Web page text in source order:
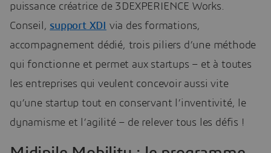
puissance créatrice de 3DEXPERIENCE Works.
Conseil, support XDI
via des formations,
accompagnement dédié, trois piliers d’une méthode
qui fonctionne et permet aux startups – et à toutes
les entreprises qui veulent concevoir aussi vite
qu’une startup tout en conservant l’inventivité, le
dynamisme et l’agilité – de relever tous les défis !